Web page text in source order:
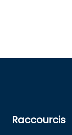
Raccourcis